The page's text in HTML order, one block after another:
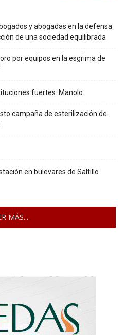
y abogadas en la defensa
de una sociedad equilibrada
por equipos en la esgrima de
fuertes: Manolo
campaña de esterilización de
en bulevares de Saltillo
MÁS...